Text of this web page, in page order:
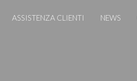
ASSISTENZA CLIENTI NEWS